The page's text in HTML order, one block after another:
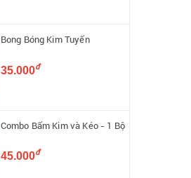
Bong Bóng Kim Tuyến
35.000đ
Combo Bấm Kim và Kéo - 1 Bộ
45.000đ